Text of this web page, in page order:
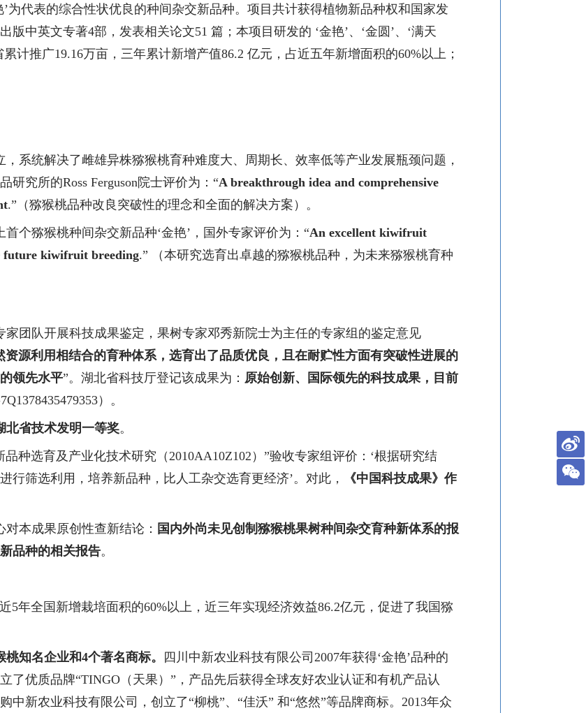
’为代表的综合性状优良的种间杂交新品种。项目共计获得植物新品种权和国家发
版中英文专著4部，发表相关论文51 篇；本项目研发的 ‘金艳’、 ‘金圆 ’、 ‘满天
累计推广19.16万亩，三年累计新增产值86.2 亿元，占近五年新增面积的60%以上；
系统解决了雌雄异株猕猴桃育种难度大、周期长、效率低等产业发展瓶颈问题，
研究所的Ross Ferguson院士评价为 ：“A breakthrough idea and comprehensive
.”（猕猴桃品种改良突破性的理念和全面的解决方案） 。
首个猕猴桃种间杂交新品种‘金艳’， 国外专家评价为：“An excellent kiwifruit
future kiwifruit breeding.”
（本研究选育出卓越的猕猴桃品种，为未来猕猴桃育种
家团队开展科技成果鉴定，果树专家邓秀新院士为主任的专家组的鉴定意见
源利用相结合的育种体系，选育出了品质优良，且在耐贮性方面有突破性进展的
领先水平”。 湖北省科技厅登记该成果为： 原始创新、国际领先的科技成果，目前
）。
北省技术发明一等奖。
品种选育及产业化技术研究（ 2010AA10Z102 ） ”验收专家组评价：‘根据研究结
行筛选利用，培养新品种，比人工杂交选育更经济’。对此，
《中国科技成果》作
本成果原创性查新结论： 国内外尚未见创制猕猴桃果树种间杂交育种新体系的报
品种的相关报告。
5年全国新增栽培面积的60%以上，近三年实现经济效益86.2亿元，促进了我国猕
桃知名企业和4个著名商标。 四川中新农业科技有限公司 2007年获得‘金艳’品种的
了优质品牌“TINGO （天果）”，产品先后获得全球友好农业认证和有机产品认
中新农业科技有限公司，创立了“柳桃”、“佳沃” 和“悠然”等品牌商标。 2013年众